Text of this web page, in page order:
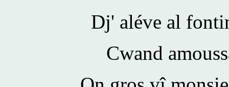
Dj' aléve al
Cwand